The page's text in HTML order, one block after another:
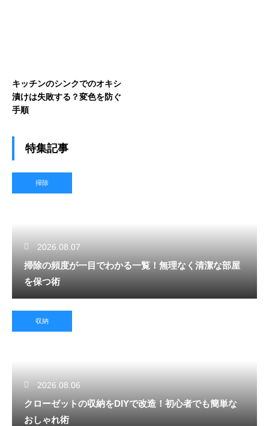
キッチンのシンクでのオキシ
漬けは失敗する？変色を防ぐ
手順
特集記事
掃除
2026.08.07
掃除の頻度が一目でわかる一覧！無理なく清潔な部屋
を保つ術
収納
2026.08.06
クローゼットの収納をDIYで改造！初心者でも簡単な
おしゃれ術